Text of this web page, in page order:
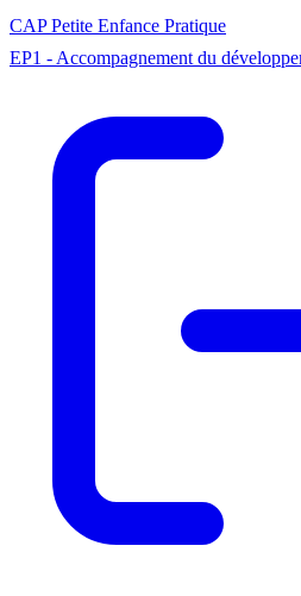
CAP Petite Enfance Pratique
EP1 - Accompagnement du